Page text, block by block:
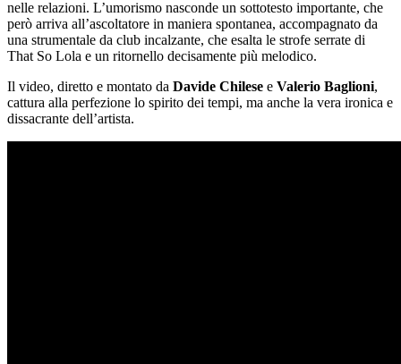
nelle relazioni. L’umorismo nasconde un sottotesto importante, che
però arriva all’ascoltatore in maniera spontanea, accompagnato da
una strumentale da club incalzante, che esalta le strofe serrate di
That So Lola e un ritornello decisamente più melodico.
Il video, diretto e montato da Davide Chilese e Valerio Baglioni,
cattura alla perfezione lo spirito dei tempi, ma anche la vera ironica e
dissacrante dell’artista.